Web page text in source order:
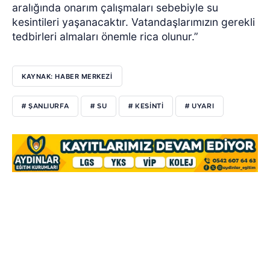
aralığında onarım çalışmaları sebebiyle su
kesintileri yaşanacaktır. Vatandaşlarımızın gerekli
tedbirleri almaları önemle rica olunur.”
KAYNAK: HABER MERKEZİ
# ŞANLIURFA # SU # KESİNTİ # UYARI